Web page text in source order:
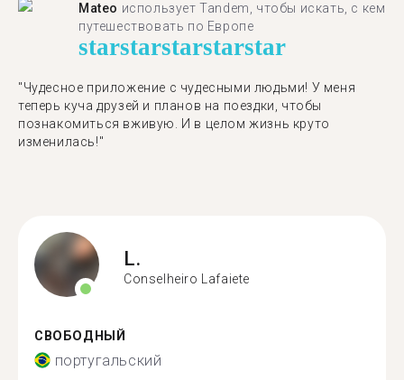
Mateo использует Tandem, чтобы искать, с кем
путешествовать по Европе
starstarstarstarstar
"Чудесное приложение с чудесными людьми! У меня
теперь куча друзей и планов на поездки, чтобы
познакомиться вживую. И в целом жизнь круто
изменилась!"
L.
Conselheiro Lafaiete
СВОБОДНЫЙ
португальский